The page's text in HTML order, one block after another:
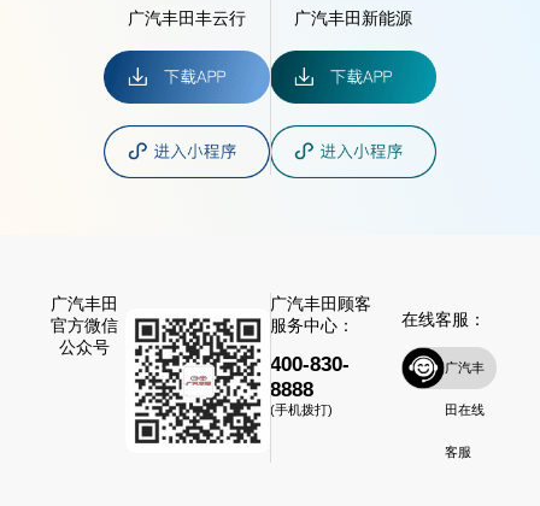
广汽丰田丰云行 广汽丰田新能源
广汽丰田
官方微信
公众号
广汽丰田顾客
服务中心：
400-830-
8888
(手机拨打)
在线客服：
广汽丰
田在线
客服